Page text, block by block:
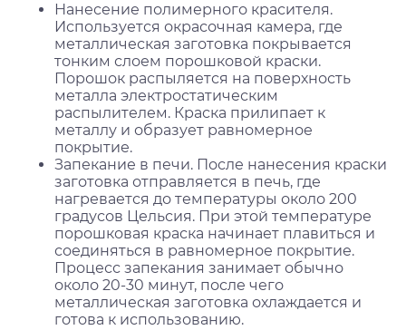
Нанесение полимерного красителя.
Используется окрасочная камера, где
металлическая заготовка покрывается
тонким слоем порошковой краски.
Порошок распыляется на поверхность
металла электростатическим
распылителем. Краска прилипает к
металлу и образует равномерное
покрытие.
Запекание в печи. После нанесения краски
заготовка отправляется в печь, где
нагревается до температуры около 200
градусов Цельсия. При этой температуре
порошковая краска начинает плавиться и
соединяться в равномерное покрытие.
Процесс запекания занимает обычно
около 20-30 минут, после чего
металлическая заготовка охлаждается и
готова к использованию.